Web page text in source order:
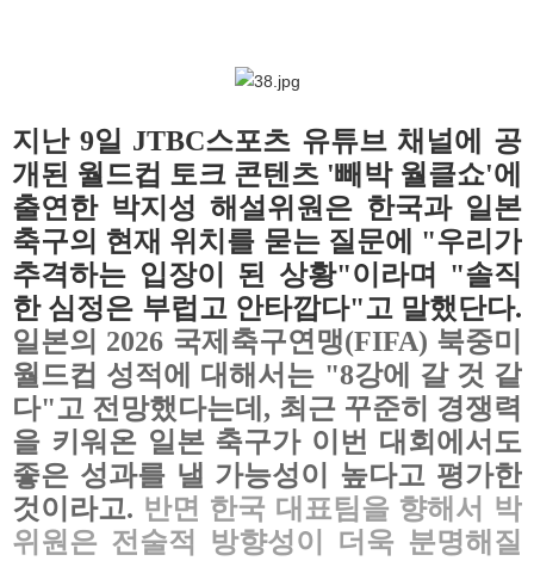
지난 9일 JTBC스포츠 유튜브 채널에 공
개된 월드컵 토크 콘텐츠 '빼박 월클쇼'에
출연한 박지성 해설위원은 한국과 일본
축구의 현재 위치를 묻는 질문에 "우리가
추격하는 입장이 된 상황"이라며 "솔직
한 심정은 부럽고 안타깝다"고 말했단다.
일본의 2026 국제축구연맹(FIFA) 북중미
월드컵 성적에 대해서는 "8강에 갈 것 같
다"고 전망했다는데, 최근 꾸준히 경쟁력
을 키워온 일본 축구가 이번 대회에서도
좋은 성과를 낼 가능성이 높다고 평가한
것이라고. 반면 한국 대표팀을 향해서 박
위원은 전술적 방향성이 더욱 분명해질